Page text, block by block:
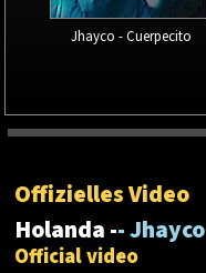
Jhayco - Cuerpecito
Offizielles Video
Holanda -- Jhayco
Official video